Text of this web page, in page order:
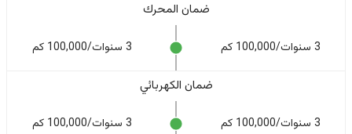
ضمان المحرك
3 سنوات/100,000 كم 3 سنوات/100,000 كم
ضمان الكهربائي
3 سنوات/100,000 كم 3 سنوات/100,000 كم